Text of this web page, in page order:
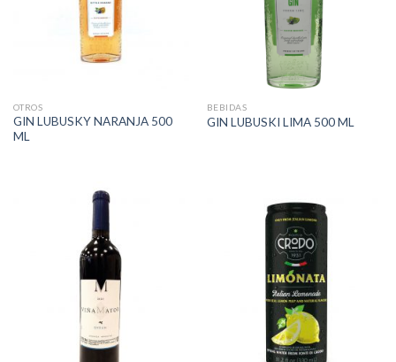
OTROS
GIN LUBUSKY NARANJA 500
ML
BEBIDAS
GIN LUBUSKI LIMA 500 ML